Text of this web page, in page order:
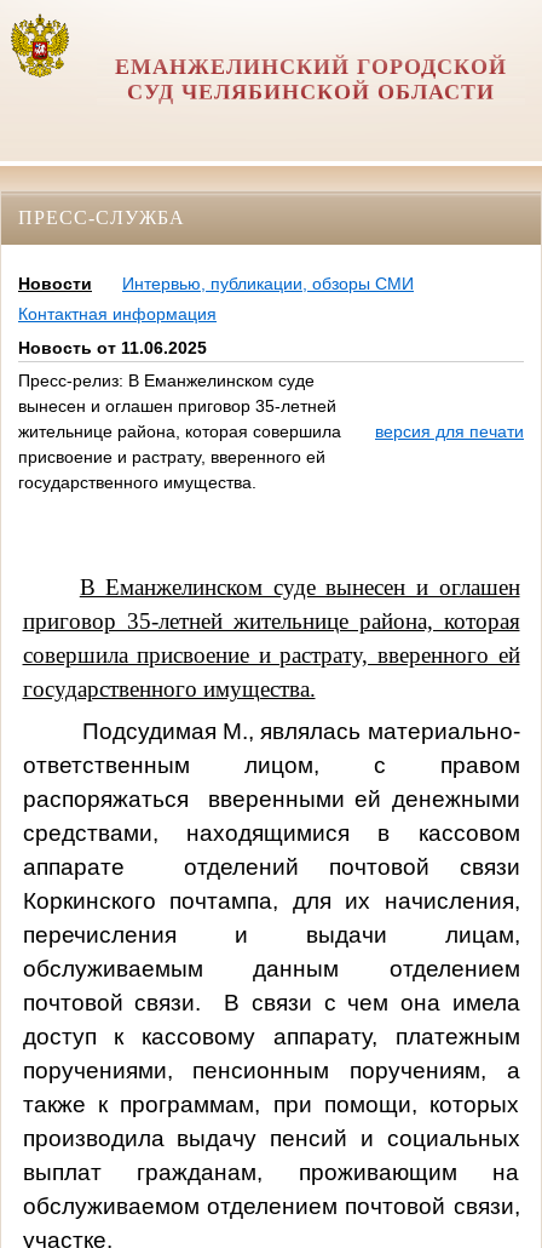
ЕМАНЖЕЛИНСКИЙ ГОРОДСКОЙ
СУД ЧЕЛЯБИНСКОЙ ОБЛАСТИ
ПРЕСС-СЛУЖБА
Новости
Интервью, публикации, обзоры СМИ
Контактная информация
Новость от 11.06.2025
Пресс-релиз: В Еманжелинском суде
вынесен и оглашен приговор 35-летней
жительнице района, которая совершила
присвоение и растрату, вверенного ей
государственного имущества.
версия для печати
В Еманжелинском суде вынесен и оглашен
приговор 35-летней жительнице района, которая
совершила присвоение и растрату, вверенного ей
государственного имущества.
Подсудимая М., являлась материально-
ответственным лицом, с правом
распоряжаться вверенными ей денежными
средствами, находящимися в кассовом
аппарате отделений почтовой связи
Коркинского почтампа, для их начисления,
перечисления и выдачи лицам,
обслуживаемым данным отделением
почтовой связи. В связи с чем она имела
доступ к кассовому аппарату, платежным
поручениями, пенсионным поручениям, а
также к программам, при помощи, которых
производила выдачу пенсий и социальных
выплат гражданам, проживающим на
обслуживаемом отделением почтовой связи,
участке.